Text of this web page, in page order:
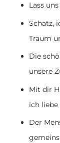
Lass
Schatz,
Traum
Die
unsere
Mit dir
ich liebe
Der